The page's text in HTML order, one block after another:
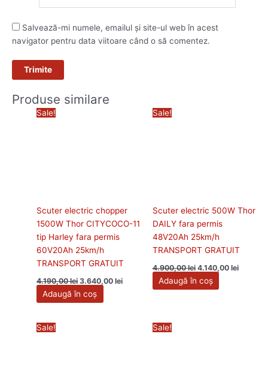
Salvează-mi numele, emailul și site-ul web în acest
navigator pentru data viitoare când o să comentez.
Produse similare
Sale!
Scuter electric chopper
1500W Thor CITYCOCO-11
tip Harley fara permis
60V20Ah 25km/h
TRANSPORT GRATUIT
4.190,00lei 3.640,00lei
Adaugă în coș
Sale!
Scuter electric 500W Thor
DAILY fara permis
48V20Ah 25km/h
TRANSPORT GRATUIT
4.900,00lei 4.140,00 lei
Adaugă în coș
Sale! Sale!